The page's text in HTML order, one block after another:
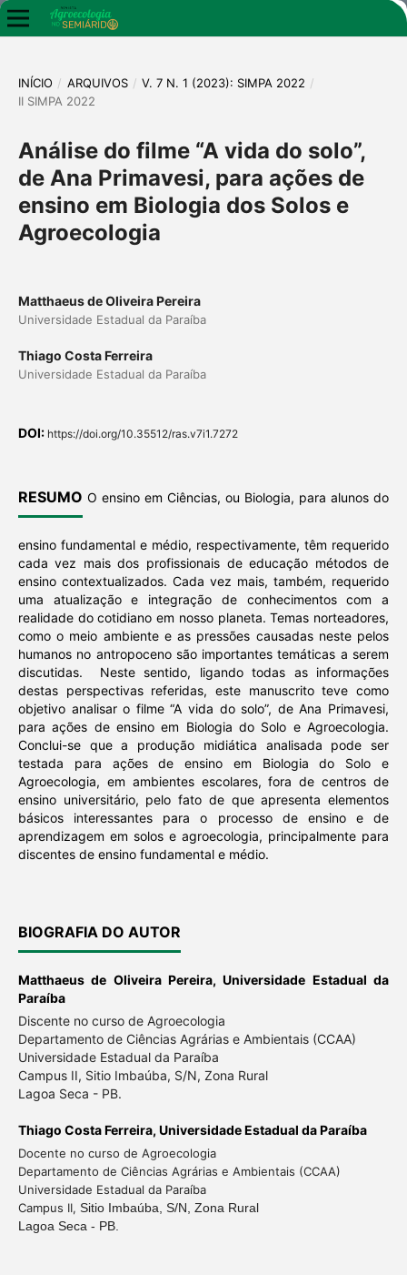
INÍCIO / ARQUIVOS / V. 7 N. 1 (2023): SIMPA 2022 /
II SIMPA 2022
Análise do filme “A vida do solo”,
de Ana Primavesi, para ações de
ensino em Biologia dos Solos e
Agroecologia
Matthaeus de Oliveira Pereira
Universidade Estadual da Paraíba
Thiago Costa Ferreira
Universidade Estadual da Paraíba
DOI: https://doi.org/10.35512/ras.v7i1.7272
RESUMO O ensino em Ciências, ou Biologia, para alunos do
ensino fundamental e médio, respectivamente, têm requerido
cada vez mais dos profissionais de educação métodos de
ensino contextualizados. Cada vez mais, também, requerido
uma atualização e integração de conhecimentos com a
realidade do cotidiano em nosso planeta. Temas norteadores,
como o meio ambiente e as pressões causadas neste pelos
humanos no antropoceno são importantes temáticas a serem
discutidas.
Neste sentido, ligando todas as informações
destas perspectivas referidas, este manuscrito teve como
objetivo analisar o filme“A vida do solo”, de Ana Primavesi,
para ações de ensino em Biologia do Solo e Agroecologia.
Conclui-se que a produção midiática analisada pode ser
testada para ações de ensino em Biologia do Solo e
Agroecologia, em ambientes escolares, fora de centros de
ensino universitário, pelo fato de que apresenta elementos
básicos interessantes para o processo de ensino e de
aprendizagem em solos e agroecologia, principalmente para
discentes de ensino fundamental e médio.
BIOGRAFIA DO AUTOR
Matthaeus de Oliveira Pereira,Universidade Estadual da
Paraíba
Discente no curso de Agroecologia
Departamento de Ciências Agrárias e Ambientais (CCAA)
Universidade Estadual da Paraíba
Campus II, Sitio Imbaúba, S/N, Zona Rural
Lagoa Seca - PB.
Thiago Costa Ferreira, Universidade Estadual da Paraíba
Docente no curso de Agroecologia
Departamento de Ciências Agrárias e Ambientais (CCAA)
Universidade Estadual da Paraíba
Campus II, Sitio Imbaúba, S/N, Zona Rural
Lagoa Seca - PB.